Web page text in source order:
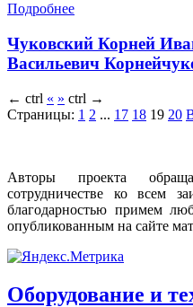
Подробнее
Чуковский Корней
Васильевич
← ctrl « » ctrl →
Страницы: 1 2 ... 17 18 19 20
Авторы проекта
сотрудничестве ко всем
благодарностью примем
опубликованным на сайте
Оборудование и